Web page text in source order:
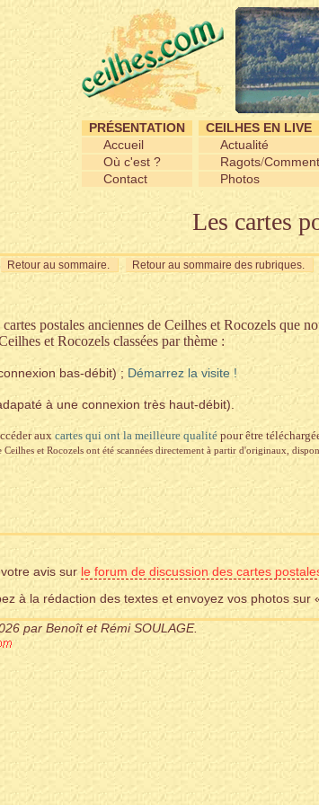
PRÉSENTATION
Accueil
Où c'est ?
Contact
CEILHES EN LIVE
Actualité
Ragots/
Photos
Les cartes
Retour au sommaire. Retour au sommaire des rubriques.
postales anciennes de Ceilhes et Rocozels que
et Rocozels classées par thème :
bas-débit) ; Démarrez la visite !
à une connexion très haut-débit).
aux cartes qui ont la meilleure qualité pour être
Ceilhes et Rocozels ont été scannées directement à partir d'originaux,
avis sur le forum de discussion des cartes
à la rédaction des textes et envoyez vos photos
par Benoît et Rémi SOULAGE.